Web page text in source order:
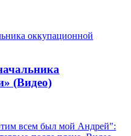
(Видео)